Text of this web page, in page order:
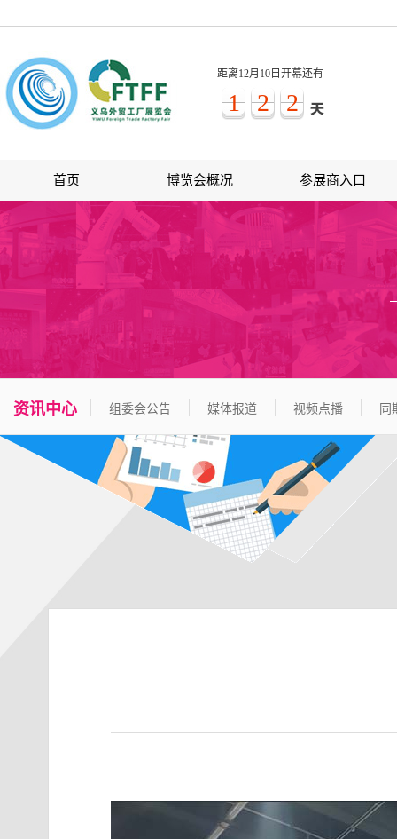
距离12月10日开幕还有
1 2 2
首页 博览会概况 参展商入口
资讯中心 组委会公告 媒体报道 视频点播 同